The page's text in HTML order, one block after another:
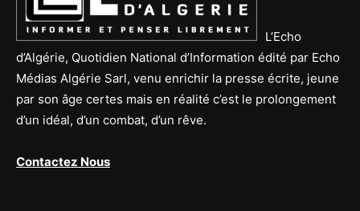
L’Echo
d’Algérie, Quotidien National d’Information édité par Echo
Médias Algérie Sarl, venu enrichir la presse écrite, jeune
par son âge certes mais en réalité c’est le prolongement
d’un idéal, d’un combat, d’un rêve.
Contactez Nous